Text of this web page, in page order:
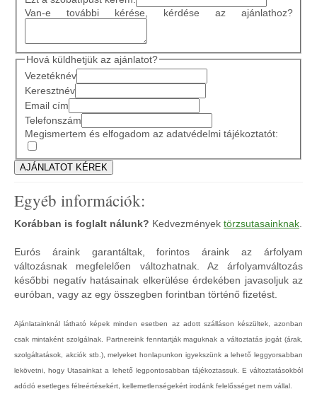
Van-e további kérése, kérdése az ajánlathoz?
Hová küldhetjük az ajánlatot?
Vezetéknév
Keresztnév
Email cím
Telefonszám
Megismertem és elfogadom az adatvédelmi tájékoztatót:
Egyéb információk:
Korábban is foglalt nálunk? Kedvezmények törzsutasainknak.
Eurós áraink garantáltak, forintos áraink az árfolyam
változásnak megfelelően változhatnak. Az árfolyamváltozás
későbbi negatív hatásainak elkerülése érdekében javasoljuk az
euróban, vagy az egy összegben forintban történő fizetést.
Ajánlatainknál látható képek minden esetben az adott szálláson készültek, azonban
csak mintaként szolgálnak. Partnereink fenntartják maguknak a változtatás jogát (árak,
szolgáltatások, akciók stb.), melyeket honlapunkon igyekszünk a lehető leggyorsabban
lekövetni, hogy Utasainkat a lehető legpontosabban tájékoztassuk. E változtatásokból
adódó esetleges félreértésekért, kellemetlenségekért irodánk felelősséget nem vállal.